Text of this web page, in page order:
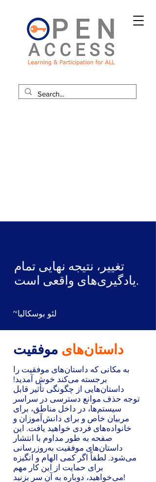
تغییر، نتیجه نهایی تمام
یادگیری‌های واقعی است.
~لئو بوسکالیا
داستان‌های موفقیت
به مکانی که داستان‌های موفقیت را
برجسته می‌کند خوش آمدید!
داستان‌هایی از چگونگی تأثیر قابل
توجه حذف موانع دسترسی در سراسر
سیستم‌ها، در داخل مناطق، برای
مربیان خاص و برای دانش‌آموزان و
خانواده‌های فردی خواهید یافت. این
صفحه به طور مداوم با انتشار
داستان‌های موفقیت به‌روزرسانی
می‌شود. لطفاً اگر کمی الهام و انگیزه
برای حمایت از این کار مهم
می‌خواهید، دوباره به آن سر بزنید!